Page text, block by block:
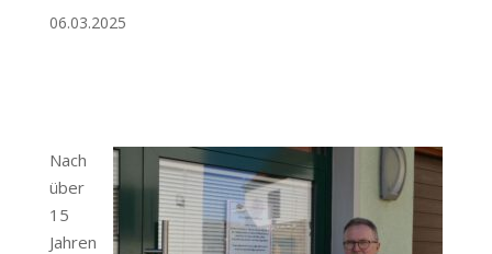
06.03.2025
Nach
über
15
Jahren